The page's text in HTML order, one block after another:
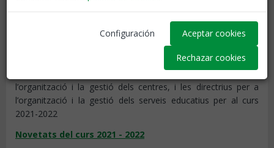
per la qual s’aproven els documents per a
l’organització i la gestió dels centres, i les directrius per a
l’organització i la gestió dels serveis educatius per al curs
2021-2022​
Novetats del curs 2021 - 2022
Configuración Aceptar cookies
Rechazar cookies